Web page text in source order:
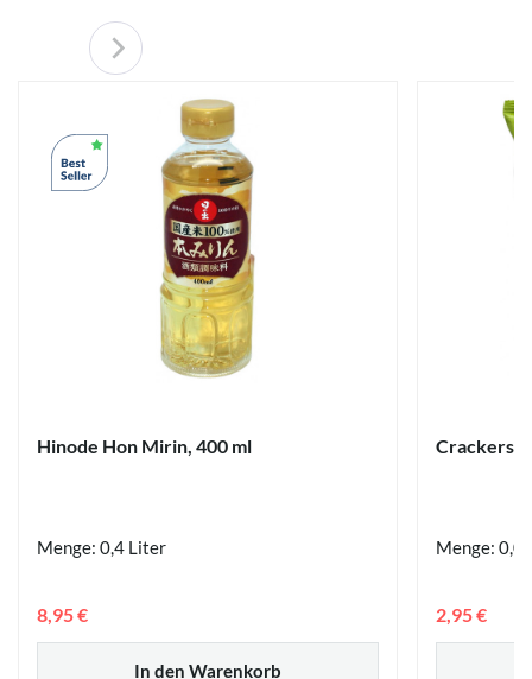
Hinode Hon Mirin, 400 ml
Menge: 0,4 Liter
In den Warenkorb
8,95 €
Crackers
Menge:
2,95 €